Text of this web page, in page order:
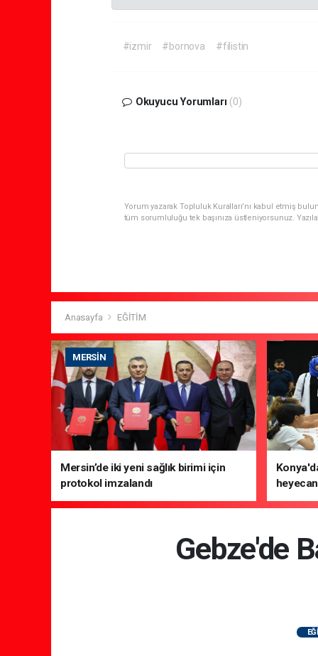
#izmir #bornova #filistin
Okuyucu Yorumları (0)
Yorum yazarak Topluluk Kuralları’nı kabul etmiş
tüm sorumluluğu tek başınıza üstleniyorsunuz.
Anasayfa EĞİTİM
MERSIN
Mersin’de iki yeni sağlık birimi için
protokol imzalandı
Gebze'de